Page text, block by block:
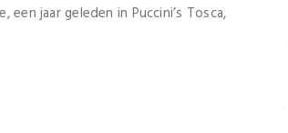
jaar geleden in Puccini’s Tosca,